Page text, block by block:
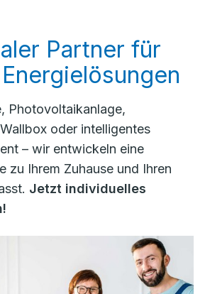
Partner für
Photovoltaikanlage,
oder intelligentes
– wir entwickeln eine
zu Ihrem Zuhause und Ihren
Jetzt individuelles